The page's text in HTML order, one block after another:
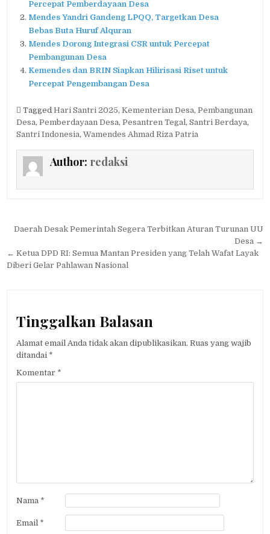
Percepat Pemberdayaan Desa
Mendes Yandri Gandeng LPQQ, Targetkan Desa
Bebas Buta Huruf Alquran
Mendes Dorong Integrasi CSR untuk Percepat
Pembangunan Desa
Kemendes dan BRIN Siapkan Hilirisasi Riset untuk
Percepat Pengembangan Desa
TaggedHari Santri 2025,Kementerian Desa,Pembangunan
Desa,Pemberdayaan Desa,Pesantren Tegal,Santri Berdaya,
Santri Indonesia,Wamendes Ahmad Riza Patria
Author: redaksi
Navigasi
pos
Daerah Desak Pemerintah Segera Terbitkan Aturan Turunan UU
Desa →
← Ketua DPD RI: Semua Mantan Presiden yang Telah Wafat Layak
Diberi Gelar Pahlawan Nasional
Tinggalkan Balasan
Alamat email Anda tidak akan dipublikasikan. Ruas yang wajib
ditandai *
Komentar *
Nama *
Email *